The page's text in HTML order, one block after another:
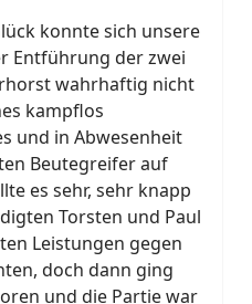
konnte sich unsere
Entführung der zwei
wahrhaftig nicht
kampflos
und in Abwesenheit
Beutegreifer auf
es sehr, sehr knapp
Torsten und Paul
Leistungen gegen
doch dann ging
und die Partie war